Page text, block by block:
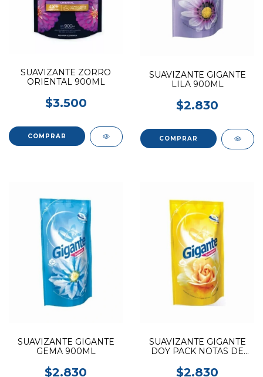
SUAVIZANTE ZORRO
ORIENTAL 900ML
$3.500
SUAVIZANTE GIGANTE
LILA 900ML
$2.830
SUAVIZANTE GIGANTE
GEMA 900ML
$2.830
SUAVIZANTE GIGANTE
DOY PACK NOTAS DE
$2.830